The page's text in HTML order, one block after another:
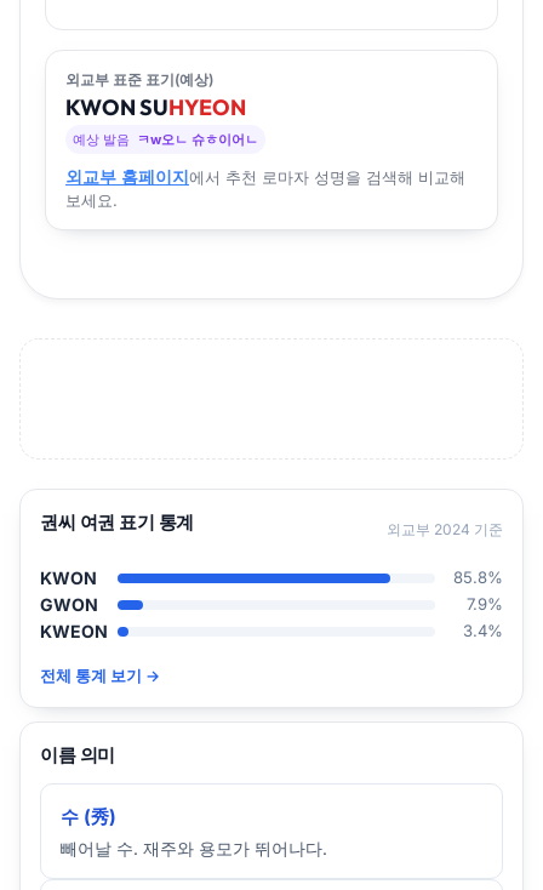
외교부 표준 표기(예상)
KWONSUHYEON
예상 발음 ㅋw오ㄴ 슈ㅎ이어ㄴ
외교부 홈페이지에서 추천 로마자 성명을 검색해 비교해
보세요.
권씨 여권 표기 통계 외교부 2024 기준
KWON 85.8%
GWON 7.9%
KWEON 3.4%
전체 통계 보기 →
이름 의미
수 (秀)
빼어날 수. 재주와 용모가 뛰어나다.